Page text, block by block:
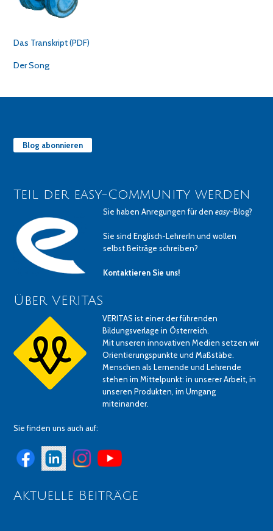
Das Transkript (PDF)
Der Song
Blog abonnieren
Teil der easy-Community werden
Sie haben Anregungen für deneasy-Blog?
Sie sind Englisch-LehrerIn und wollen
selbst Beiträge schreiben?
Kontaktieren Sie uns!
Über VERITAS
VERITAS ist einer der führenden
Bildungsverlage in Österreich.
Mit unseren innovativen Medien setzen wir
Orientierungspunkte und Maßstäbe.
Menschen als Lernende und Lehrende
stehen im Mittelpunkt: in unserer Arbeit, in
unseren Produkten, im Umgang
miteinander.
Sie finden uns auch auf:
Aktuelle Beiträge